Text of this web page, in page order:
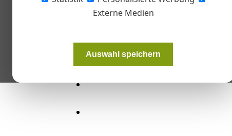
Externe Medien
Auswahl speichern